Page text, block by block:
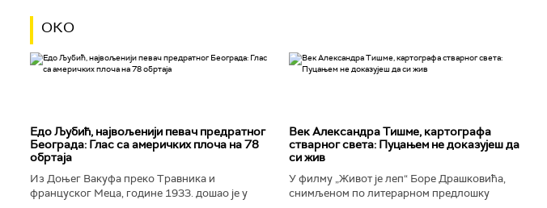
ОКО
Едо Љубић, највољенији певач предратног
Београда: Глас са америчких плоча на 78
обртаја
Из Доњег Вакуфа преко Травника и
француског Меца, године 1933. дошао је у
Век Александра Тишме, картографа
стварног света: Пуцањем не доказујеш да
си жив
У филму „Живот је леп“ Боре Драшковића,
снимљеном по литерарном предлошку